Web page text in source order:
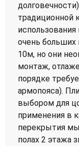
традиционной
очень больших
10м, но они
монтаж,
порядке
армопояса).
выбором для
применения в
перекрытия
полах 2 этажа